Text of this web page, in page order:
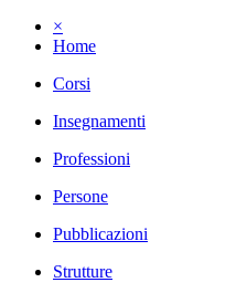
×
Home
Corsi
Insegnamenti
Professioni
Persone
Pubblicazioni
Strutture